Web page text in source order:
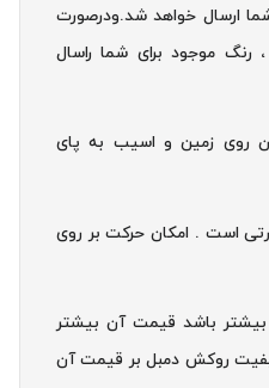
ارسال خواهد شد.ودرصورت
رنگ موجود برای شما راسال
روی زمین و اسیب به پای
است . امکان حرکت بر روی
باشد قیمت آن بیشتر
روکش دمبل بر قیمت آن